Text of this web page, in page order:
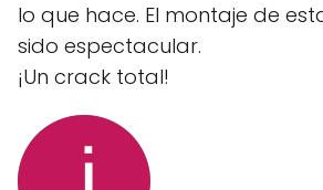
lo que hace. El montaje de
sido espectacular.
¡Un crack total!